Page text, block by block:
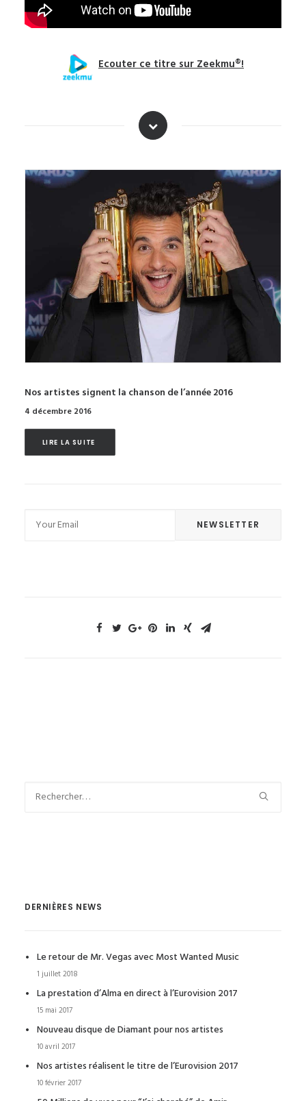
Ecouter ce titre sur Zeekmu®!
Nos artistes signent la chanson de l’année 2016
4 décembre 2016
LIRE LA SUITE
DERNIÈRES NEWS
Le retour de Mr. Vegas avec Most Wanted Music
1 juillet 2018
La prestation d’Alma en direct à l’Eurovision 2017
15 mai 2017
Nouveau disque de Diamant pour nos artistes
10 avril 2017
Nos artistes réalisent le titre de l’Eurovision 2017
10 février 2017